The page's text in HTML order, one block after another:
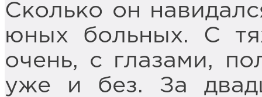
Сколько он
юных больных. С
очень, с глазами,
уже и без. За